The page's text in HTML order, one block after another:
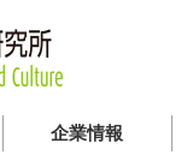
企業情報